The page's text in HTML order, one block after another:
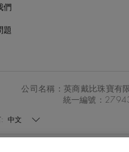
們
題
公司名稱：英商戴比珠寶有
統一編號：
中文